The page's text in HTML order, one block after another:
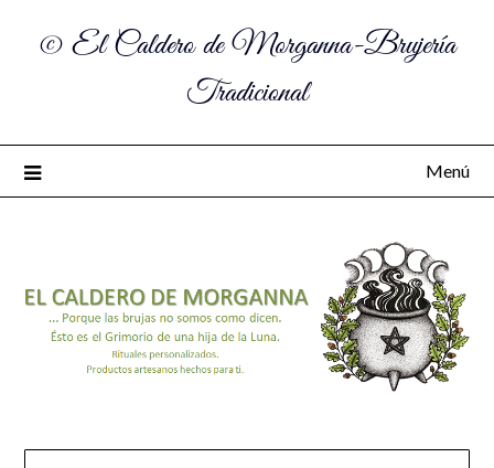
© El Caldero de Morganna-Brujería
Tradicional
Menú